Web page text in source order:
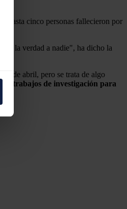
hasta cinco personas fallecieron por
la verdad a nadie", ha dicho la
de abril, pero se trata de algo
trabajos de investigación para